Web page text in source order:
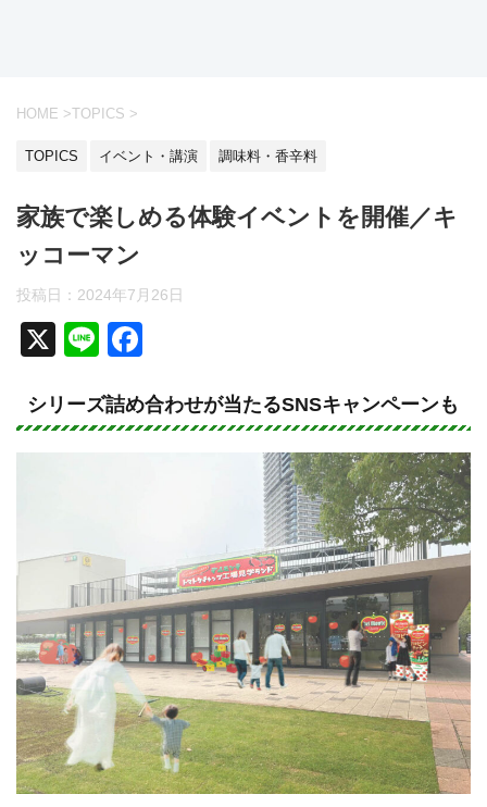
HOME >TOPICS >
TOPICS イベント・講演 調味料・香辛料
家族で楽しめる体験イベントを開催／キ
ッコーマン
投稿日： 2024年7月26日
X
Li
e
c
e
k
シリーズ詰め合わせが当たるSNSキャンペーンも